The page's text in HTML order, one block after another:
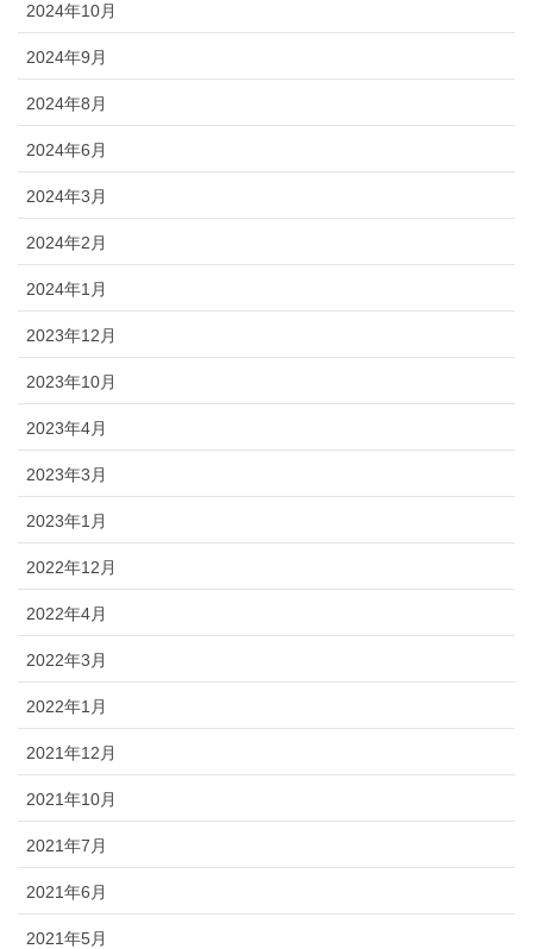
2024年10月
2024年9月
2024年8月
2024年6月
2024年3月
2024年2月
2024年1月
2023年12月
2023年10月
2023年4月
2023年3月
2023年1月
2022年12月
2022年4月
2022年3月
2022年1月
2021年12月
2021年10月
2021年7月
2021年6月
2021年5月